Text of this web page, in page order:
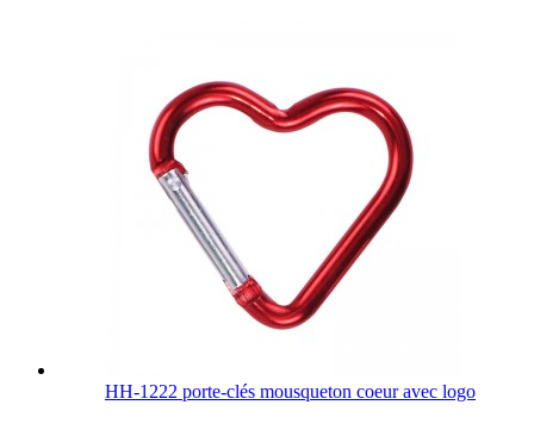
HH-1222 porte-clés mousqueton coeur avec logo